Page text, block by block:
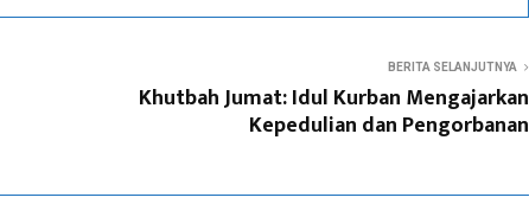
BERITA SELANJUTNYA
Khutbah Jumat: Idul Kurban Mengajarkan
Kepedulian dan Pengorbanan